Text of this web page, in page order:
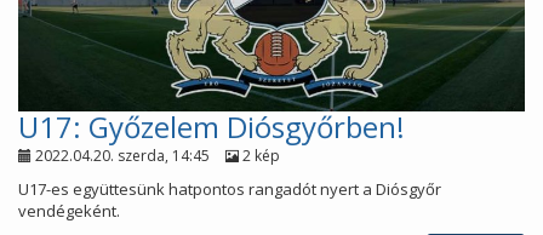
U17: Győzelem Diósgyőrben!
2022.04.20. szerda, 14:45 2 kép
U17-es együttesünk hatpontos rangadót nyert a Diósgyőr
vendégeként.